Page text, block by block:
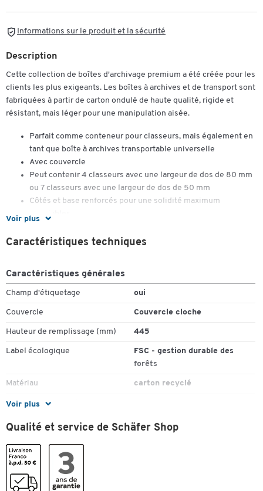
Informations sur le produit et la sécurité
Voir plus
Description
Cette collection de boîtes d'archivage premium a été créée pour les
clients les plus exigeants. Les boîtes à archives et de transport sont
fabriquées à partir de carton ondulé de haute qualité, rigide et
résistant, mais léger pour une manipulation aisée.
Parfait comme conteneur pour classeurs, mais également en
tant que boîte à archives transportable universelle
Avec couvercle
Peut contenir 4 classeurs avec une largeur de dos de 80 mm
ou 7 classeurs avec une largeur de dos de 50 mm
Côtés et base renforcés pour une solidité maximum
Empilables
solide et stable, tout en restant légère
10 pièces = 1 lot
Produit 100% recyclable, certifié FSC®
Voir plus
Caractéristiques techniques
Caractéristiques générales
Champ d'étiquetage oui
Couvercle Couvercle cloche
Hauteur de remplissage (mm) 445
Label écologique
FSC - gestion durable des
forêts
Matériau carton recyclé
Pièce(s) par paquet
Poids (kg) 0,88
Trou de préhension
Couleurs
Qualité et service de Schäfer Shop